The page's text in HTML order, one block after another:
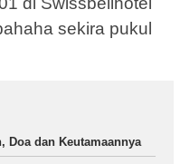
sekira pukul
Doa dan Keutamaannya